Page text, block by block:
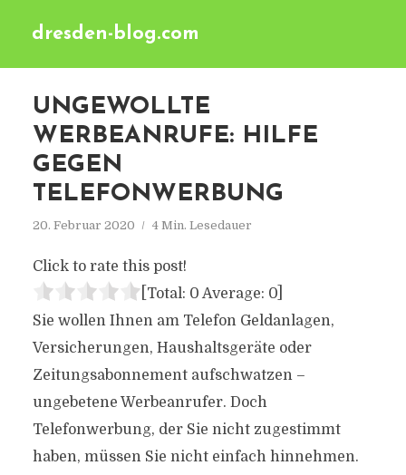
dresden-blog.com
UNGEWOLLTE
WERBEANRUFE: HILFE
GEGEN
TELEFONWERBUNG
20. Februar 2020 4 Min. Lesedauer
Click to rate this post!
[Total: 0 Average: 0]
Sie wollen Ihnen am Telefon Geldanlagen,
Versicherungen, Haushaltsgeräte oder
Zeitungsabonnement aufschwatzen –
ungebetene Werbeanrufer. Doch
Telefonwerbung, der Sie nicht zugestimmt
haben, müssen Sie nicht einfach hinnehmen.